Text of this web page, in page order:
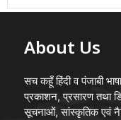
About Us
सच कहूँ हिंदी व पंजाबी
प्रकाशन, प्रसारण तथा
सूचनाओं, सांस्कृतिक एवं